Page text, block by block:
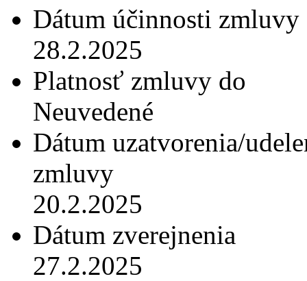
Dátum účinnosti zmluvy
28.2.2025
Platnosť zmluvy do
Neuvedené
Dátum uzatvorenia/
zmluvy
20.2.2025
Dátum zverejnenia
27.2.2025